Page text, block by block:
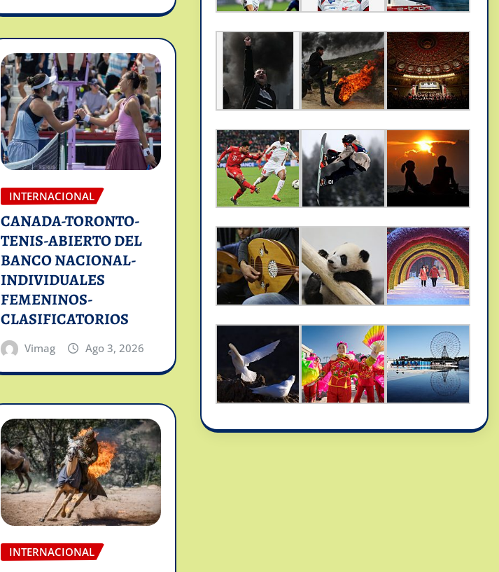
INTERNACIONAL
CANADA-TORONTO-
TENIS-ABIERTO DEL
BANCO NACIONAL-
INDIVIDUALES
FEMENINOS-
CLASIFICATORIOS
Vimag Ago 3, 2026
INTERNACIONAL